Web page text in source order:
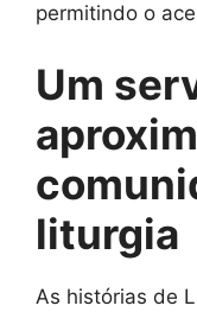
permitindo o
Um
liturgia
As histórias de